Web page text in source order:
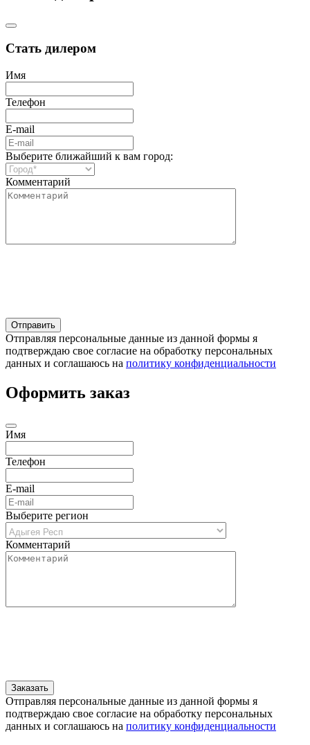
Стать дилером
Имя
Телефон
E-mail
Выберите ближайший к вам город:
Комментарий
Отправляя персональные данные из данной формы я
подтверждаю свое согласие на обработку персональных
данных и соглашаюсь на политику конфиденциальности
Оформить заказ
Имя
Телефон
E-mail
Выберите регион
Комментарий
Отправляя персональные данные из данной формы я
подтверждаю свое согласие на обработку персональных
данных и соглашаюсь на политику конфиденциальности